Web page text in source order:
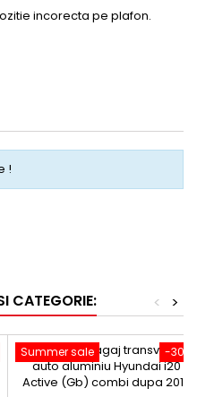
incorecta pe plafon.
!
CATEGORIE: >
<
-30%
Summer sale